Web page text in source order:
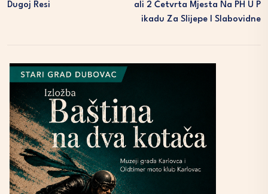
Dugoj Resi
Ali 2 Četvrta Mjesta Na PH U P
Ikadu Za Slijepe I Slabovidne